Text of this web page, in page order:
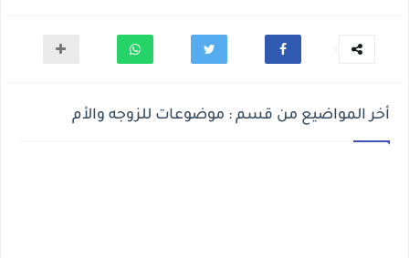
أخر المواضيع من قسم : موضوعات للزوجه والأم